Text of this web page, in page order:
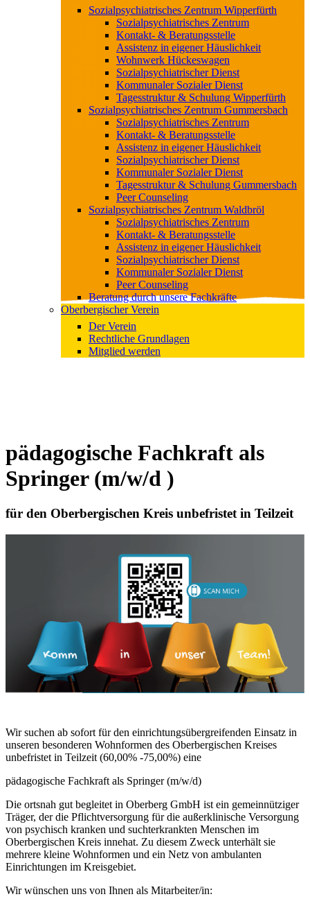
Sozialpsychiatrisches Zentrum Wipperfürth
Sozialpsychiatrisches Zentrum
Kontakt- & Beratungsstelle
Assistenz in eigener Häuslichkeit
Wohnwerk Hückeswagen
Sozialpsychiatrischer Dienst
Kommunaler Sozialer Dienst
Tagesstruktur & Schulung Wipperfürth
Sozialpsychiatrisches Zentrum Gummersbach
Sozialpsychiatrisches Zentrum
Kontakt- & Beratungsstelle
Assistenz in eigener Häuslichkeit
Sozialpsychiatrischer Dienst
Kommunaler Sozialer Dienst
Tagesstruktur & Schulung Gummersbach
Peer Counseling
Sozialpsychiatrisches Zentrum Waldbröl
Sozialpsychiatrisches Zentrum
Kontakt- & Beratungsstelle
Assistenz in eigener Häuslichkeit
Sozialpsychiatrischer Dienst
Kommunaler Sozialer Dienst
Peer Counseling
Beratung durch unsere Fachkräfte
Oberbergischer Verein
Der Verein
Rechtliche Grundlagen
Mitglied werden
pädagogische Fachkraft als
Springer (m/w/d )
für den Oberbergischen Kreis unbefristet in Teilzeit
Wir suchen ab sofort für den einrichtungsübergreifenden Einsatz in
unseren besonderen Wohnformen des Oberbergischen Kreises
unbefristet in Teilzeit (60,00% -75,00%) eine
pädagogische Fachkraft als Springer (m/w/d)
Die ortsnah gut begleitet in Oberberg GmbH ist ein gemeinnütziger
Träger, der die Pflichtversorgung für die außerklinische Versorgung
von psychisch kranken und suchterkrankten Menschen im
Oberbergischen Kreis innehat. Zu diesem Zweck unterhält sie
mehrere kleine Wohnformen und ein Netz von ambulanten
Einrichtungen im Kreisgebiet.
Wir wünschen uns von Ihnen als Mitarbeiter/in: